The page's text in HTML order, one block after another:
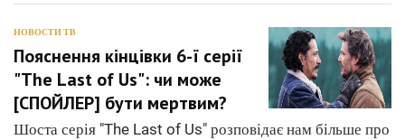
НОВОСТИ ТВ
Пояснення кінцівки 6-ї серії
"The Last of Us": чи може
[СПОЙЛЕР] бути мертвим?
Шоста серія "The Last of Us" розповідає нам більше про